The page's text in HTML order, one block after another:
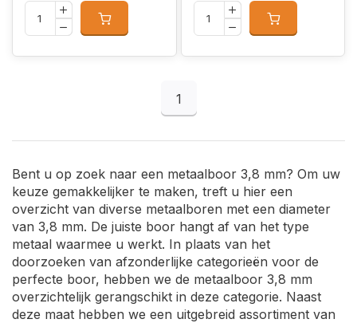
1
Bent u op zoek naar een metaalboor 3,8 mm? Om uw
keuze gemakkelijker te maken, treft u hier een
overzicht van diverse metaalboren met een diameter
van 3,8 mm. De juiste boor hangt af van het type
metaal waarmee u werkt. In plaats van het
doorzoeken van afzonderlijke categorieën voor de
perfecte boor, hebben we de metaalboor 3,8 mm
overzichtelijk gerangschikt in deze categorie. Naast
deze maat hebben we een uitgebreid assortiment van